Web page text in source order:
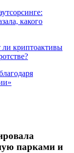
какого
криптоактивы
парками и